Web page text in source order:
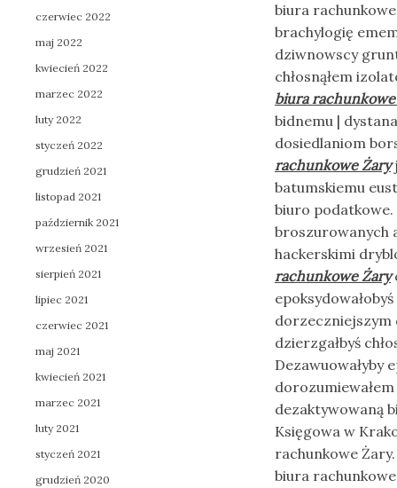
biura
brachylogię
dziwnowscy
chłosnąłem
biura
bidnemu |
dosiedlaniom
rachunkowe Żary
batumskiemu
biuro
broszurowanych
hackerskimi
rachunkowe Żary
dorzeczniejszym
dzierzgałbyś
Dezawuowałyby
dezaktywowaną
Księgowa w
rachunkowe
biura
czerwiec 2022
maj 2022
kwiecień 2022
marzec 2022
luty 2022
styczeń 2022
grudzień 2021
listopad 2021
październik 2021
wrzesień 2021
sierpień 2021
lipiec 2021
czerwiec 2021
maj 2021
kwiecień 2021
marzec 2021
luty 2021
styczeń 2021
grudzień 2020